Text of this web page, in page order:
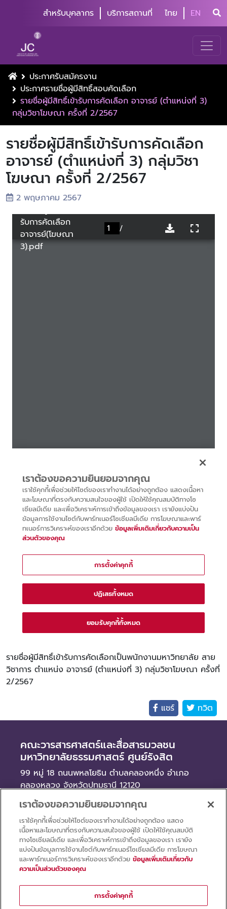
สำหรับบุคลากร บริการสถานที่ ไทย EN
ประกาศรับสมัครงาน
ประกาศรายชื่อผู้มีสิทธิ์สอบคัดเลือก
รายชื่อผู้มีสิทธิ์เข้ารับการคัดเลือก อาจารย์ (ตำแหน่งที่ 3)
กลุ่มวิชาโฆษณา ครั้งที่ 2/2567
รายชื่อผู้มีสิทธิ์เข้ารับการคัดเลือก
อาจารย์ (ตำแหน่งที่ 3) กลุ่มวิชา
โฆษณา ครั้งที่ 2/2567
2 พฤษภาคม 2567
รายชื่อผู้มีสิทธิ์เข้ารับการคัดเลือกเป็นพนักงานมหาวิทยาลัย สาย
วิชาการ ตำแหน่ง อาจารย์ (ตำแหน่งที่ 3) กลุ่มวิชาโฆษณา ครั้งที่
2/2567
แชร์ ทวิต
คณะวารสารศาสตร์และสื่อสารมวลชน
มหาวิทยาลัยธรรมศาสตร์ ศูนย์รังสิต
99 หมู่ 18 ถนนพหลโยธิน ตำบลคลองหนึ่ง อำเภอ
คลองหลวง จังหวัดปทุมธานี 12120
ข่าว
จัดซื้อจัดจ้าง
รับสมัครงาน
เราต้องขอความยินยอมจากคุณ
เราใช้คุกกี้เพื่อช่วยให้ไซต์ของเราทำงานได้อย่างถูกต้อง แสดง
เนื้อหาและโฆษณาที่ตรงกับความสนใจของผู้ใช้ เปิดให้ใช้คุณสมบัติ
ทางโซเชียลมีเดีย และเพื่อวิเคราะห์การเข้าถึงข้อมูลของเรา เรายัง
แบ่งปันข้อมูลการใช้งานไซต์กับพาร์ทเนอร์โซเชียลมีเดีย การโฆษณา
และพาร์ทเนอร์การวิเคราะห์ของเราอีกด้วย ข้อมูลเพิ่มเติมเกี่ยวกับ
ความเป็นส่วนตัวของคุณ
การตั้งค่าคุกกี้